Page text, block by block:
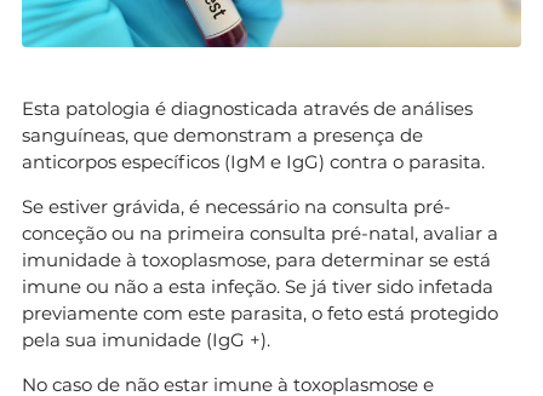
Esta patologia é diagnosticada através de análises
sanguíneas, que demonstram a presença de
anticorpos específicos (IgM e IgG) contra o parasita.
Se estiver grávida, é necessário na consulta pré-
conceção ou na primeira consulta pré-natal, avaliar a
imunidade à toxoplasmose, para determinar se está
imune ou não a esta infeção. Se já tiver sido infetada
previamente com este parasita, o feto está protegido
pela sua imunidade (IgG +).
No caso de não estar imune à toxoplasmose e